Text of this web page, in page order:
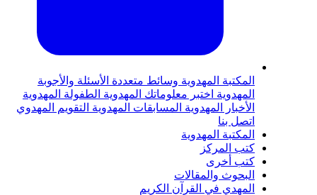
المهدويةوسائط متعددةالأسئلة والأجوبة
اختبر معلوماتك المهدويةالطفولة المهدوية
المهدويةالمسابقات المهدويةالتقويم المهدوي
المهدوية
والمقالات
في القرآن الكريم